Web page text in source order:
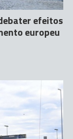
efeitos
europeu